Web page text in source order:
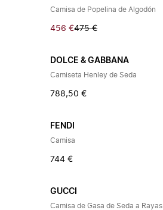
Camisa de Popelina de Algodón
456 €475 €
DOLCE & GABBANA
Camiseta Henley de Seda
788,50 €
FENDI
Camisa
744 €
GUCCI
Camisa de Gasa de Seda a Rayas